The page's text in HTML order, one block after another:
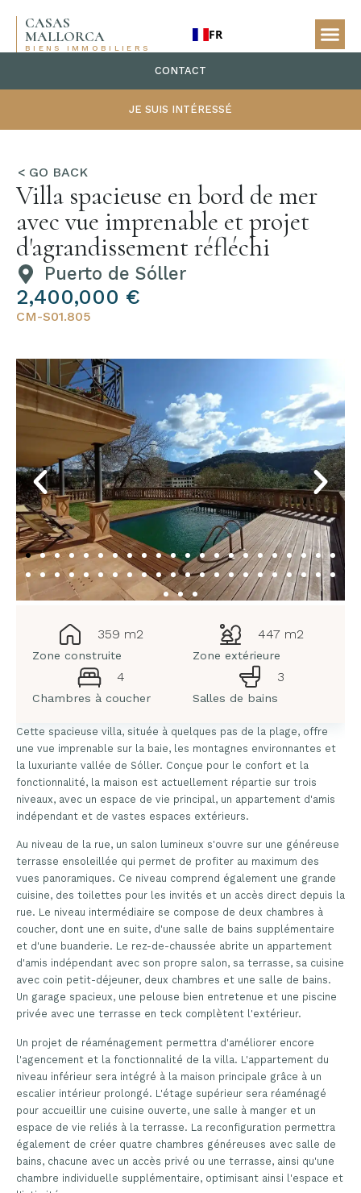
CASAS
MALLORCA
BIENS IMMOBILIERS
FR
CONTACT
JE SUIS INTÉRESSÉ
Villa spacieuse en bord de mer
avec vue imprenable et projet
d'agrandissement réfléchi
Puerto de Sóller
2,400,000 €
CM-S01.805
359 m2
Zone construite
447 m2
Zone extérieure
4
Chambres à coucher
3
Salles de bains
Cette spacieuse villa, située à quelques pas de la plage, offre
une vue imprenable sur la baie, les montagnes environnantes et
la luxuriante vallée de Sóller. Conçue pour le confort et la
fonctionnalité, la maison est actuellement répartie sur trois
niveaux, avec un espace de vie principal, un appartement d'amis
indépendant et de vastes espaces extérieurs.
Au niveau de la rue, un salon lumineux s'ouvre sur une généreuse
terrasse ensoleillée qui permet de profiter au maximum des
vues panoramiques. Ce niveau comprend également une grande
cuisine, des toilettes pour les invités et un accès direct depuis la
rue. Le niveau intermédiaire se compose de deux chambres à
coucher, dont une en suite, d'une salle de bains supplémentaire
et d'une buanderie. Le rez-de-chaussée abrite un appartement
d'amis indépendant avec son propre salon, sa terrasse, sa cuisine
avec coin petit-déjeuner, deux chambres et une salle de bains.
Un garage spacieux, une pelouse bien entretenue et une piscine
privée avec une terrasse en teck complètent l'extérieur.
Un projet de réaménagement permettra d'améliorer encore
l'agencement et la fonctionnalité de la villa. L'appartement du
niveau inférieur sera intégré à la maison principale grâce à un
escalier intérieur prolongé. L'étage supérieur sera réaménagé
pour accueillir une cuisine ouverte, une salle à manger et un
espace de vie reliés à la terrasse. La reconfiguration permettra
également de créer quatre chambres généreuses avec salle de
bains, chacune avec un accès privé ou une terrasse, ainsi qu'une
chambre individuelle supplémentaire, optimisant ainsi l'espace et